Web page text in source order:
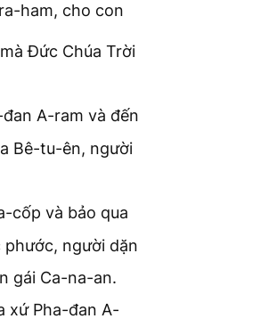
ham, cho con
mà Đức Chúa Trời
A-ram và đến
Bê-tu-ên, người
cốp và bảo qua
người dặn
gái Ca-na-an.
xứ Pha-đan A-